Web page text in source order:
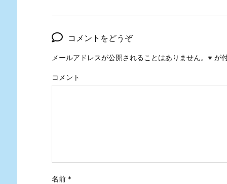
コメントをどうぞ
メールアドレスが公開されることはありません。 ※ が
コメント
名前 *